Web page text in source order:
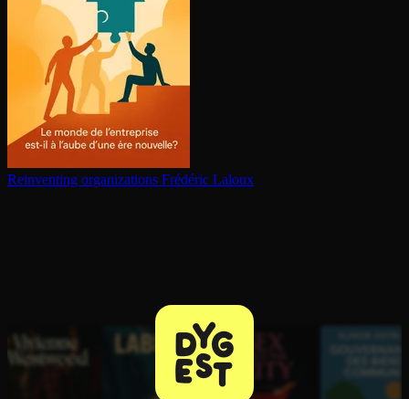
Reinventing or­ga­ni­za­tions Frédéric Laloux